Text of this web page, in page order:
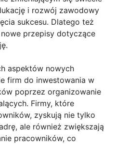
i rozwój zawodowy
sukcesu. Dlatego też
przepisy dotyczące
aspektów nowych
firm do inwestowania w
poprzez organizowanie
Firmy, które
zyskują nie tylko
ale również zwiększają
pracowników, co